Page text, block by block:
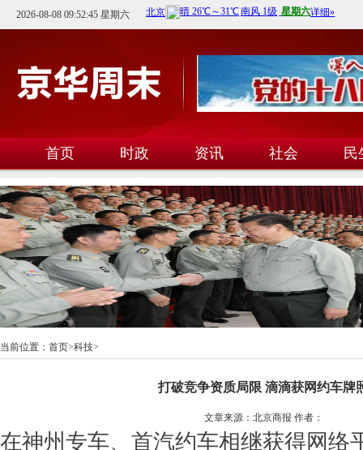
2026-08-08 09:52:46 星期六
首页 时政 资讯 社会
民
文教
卫生 科技
当前位置： 首页>科技>
打破竞争资质局限 滴滴获网约车牌
文章来源：北京商报 作者：
在神州专车、首汽约车相继获得网络